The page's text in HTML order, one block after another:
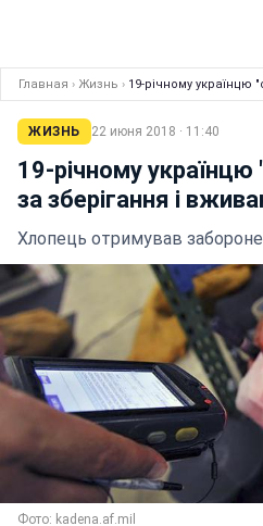
Главная › Жизнь › 19-річному українцю
ЖИЗНЬ 22 июня 2018 · 11:40
19-річному українцю
за зберігання і
Хлопець отримував
Фото: kadena.af.mil